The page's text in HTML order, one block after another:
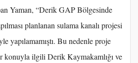
Yaman, “Derik GAP Bölgesinde
planlanan sulama kanalı projesi
yapılamamıştı. Bu nedenle proje
konuyla ilgili Derik Kaymakamlığı ve